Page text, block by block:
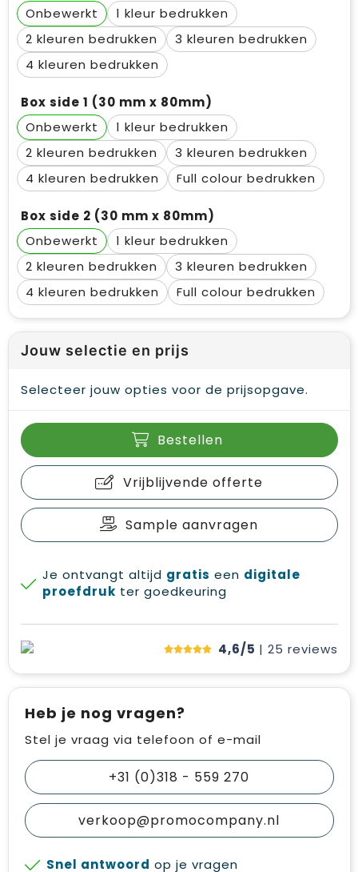
Onbewerkt
1
2
3
4
Box side 1 (30 mm x 80mm)
Onbewerkt
1
2
3
4
Full colour
Box side 2 (30 mm x 80mm)
Onbewerkt
1
2
3
4
Full colour
Jouw selectie en prijs
Selecteer jouw opties voor de prijsopgave.
Bestellen
Vrijblijvende offerte
Sample aanvragen
Je ontvangt altijd gratis een digitale
proefdruk ter goedkeuring
4,6/5 | 25 reviews
Heb je nog vragen?
Stel je vraag via telefoon of e-mail
+31 (0)318 - 559 270
verkoop@promocompany.nl
Snel antwoord op je vragen